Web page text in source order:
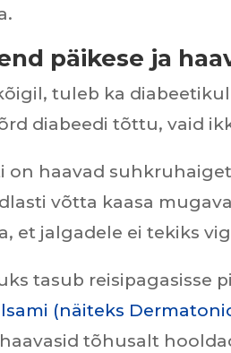
päikese ja
tuleb ka
diabeedi tõttu, vaid
on haavad
võtta kaasa
et jalgadele ei tekiks
tasub reisipagasisse
(näiteks
tõhusalt